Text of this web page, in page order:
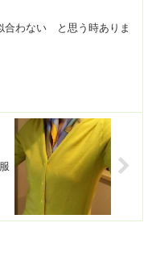
合わない と思う時ありま